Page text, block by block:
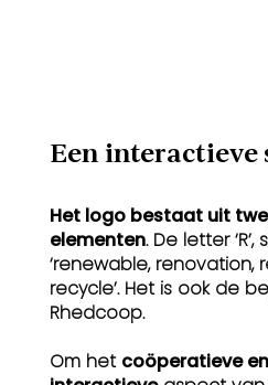
Een interactieve
Het logo bestaat uit
elementen. De letter
‘renewable, renovation,
recycle’. Het is ook de
Rhedcoop.
Om het coöperatieve en